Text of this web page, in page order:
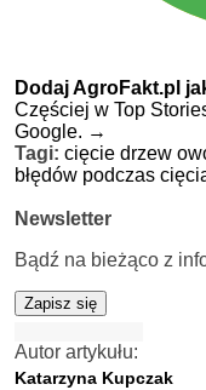
Dodaj AgroFakt.pl
Częściej w Top
Google. →
Tagi: cięcie drzew
błędów podczas
Newsletter
Bądź na bieżąco z
Zapisz się
Autor artykułu:
Katarzyna Kupczak